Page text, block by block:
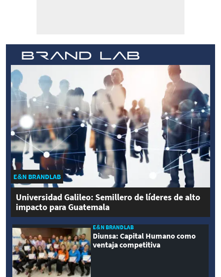
E&N BRANDLAB
Universidad Galileo: Semillero de líderes de alto
impacto para Guatemala
E&N BRANDLAB
Diunsa: Capital Humano como
ventaja competitiva